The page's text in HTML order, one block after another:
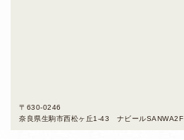
〒630-0246
奈良県生駒市西松ヶ丘1-43 ナビールSANWA2F